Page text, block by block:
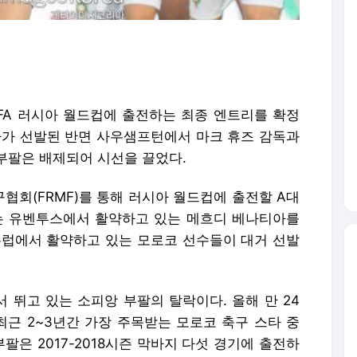
러시아 월드컵에 출전하는 최종 엔트리를 확정
선발된 반면 사우샘프턴에서 마크 휴즈 감독과
팔은 배제되어 시선을 끌었다.
회(FRMF)를 통해 러시아 월드컵에 출전할 A대
벤투스에서 활약하고 있는 메흐디 베나티아를
에서 활약하고 있는 모로코 선수들이 대거 선발
뛰고 있는 소피앙 부팔의 탈락이다. 올해 만 24
근 2~3년간 가장 주목받는 모로코 축구 스타 중
은 2017-2018시즌 막바지 다섯 경기에 출전하